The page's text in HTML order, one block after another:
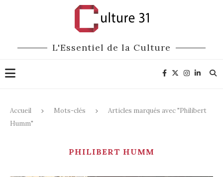
L'Essentiel de la Culture
Accueil Mots-clés
Articles marqués avec "Philibert
Humm"
PHILIBERT HUMM